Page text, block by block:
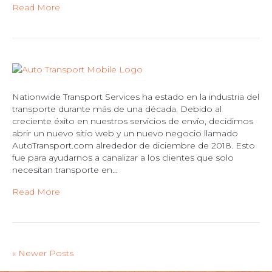
Read More
Nationwide Transport Services ha estado en la industria del
transporte durante más de una década. Debido al
creciente éxito en nuestros servicios de envío, decidimos
abrir un nuevo sitio web y un nuevo negocio llamado
AutoTransport.com alrededor de diciembre de 2018. Esto
fue para ayudarnos a canalizar a los clientes que solo
necesitan transporte en…
Read More
« Newer Posts